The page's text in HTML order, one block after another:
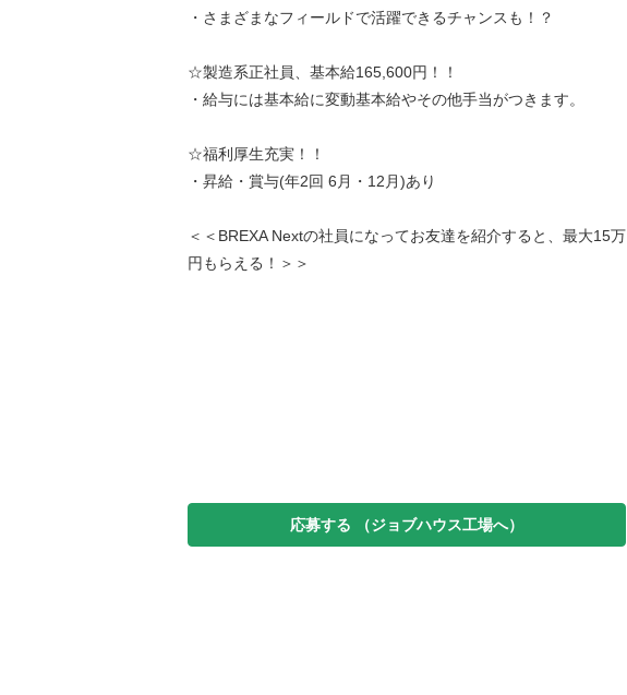
・さまざまなフィールドで活躍できるチャンスも！？
☆製造系正社員、基本給165,600円！！
・給与には基本給に変動基本給やその他手当がつきます。
☆福利厚生充実！！
・昇給・賞与(年2回 6月・12月)あり
＜＜BREXA Nextの社員になってお友達を紹介すると、最大15万
円もらえる！＞＞
応募する （ジョブハウス工場へ）